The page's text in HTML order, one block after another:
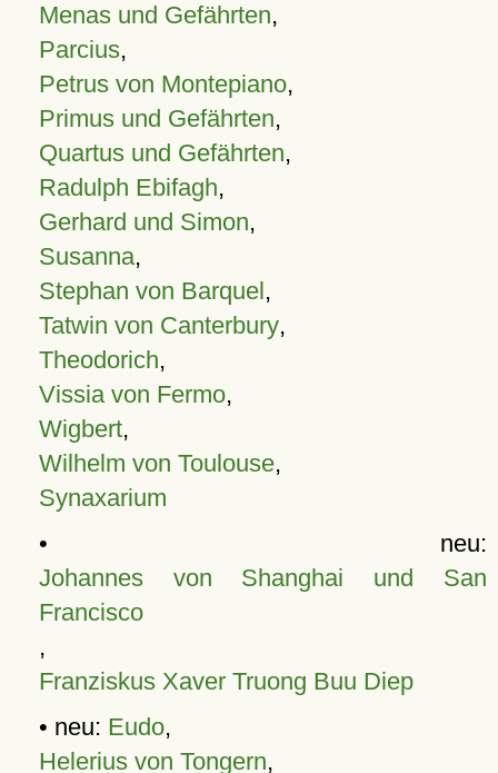
Menas und Gefährten,
Parcius,
Petrus von Montepiano,
Primus und Gefährten,
Quartus und Gefährten,
Radulph Ebifagh,
Gerhard und Simon,
Susanna,
Stephan von Barquel,
Tatwin von Canterbury,
Theodorich,
Vissia von Fermo,
Wigbert,
Wilhelm von Toulouse,
Synaxarium
• neu:
Johannes von Shanghai und San
Francisco
,
Franziskus Xaver Truong Buu Diep
• neu: Eudo,
Helerius von Tongern,